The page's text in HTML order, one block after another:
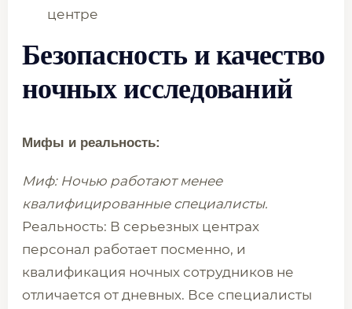
центре
Безопасность и качество
ночных исследований
Мифы и реальность:
Миф: Ночью работают менее
квалифицированные специалисты.
Реальность: В серьезных центрах
персонал работает посменно, и
квалификация ночных сотрудников не
отличается от дневных. Все специалисты